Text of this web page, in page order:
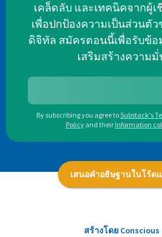
เคล็ดลับ และเทคนิคจากผู้
เพื่อปกป้องความเป็นส่วนตั
ดิจิทัล สมัครตอนนี้เพื่อรับข้อ
เสริมสร้างความมั่
By subscribing you agree toSubstack's
Policy and their Information
เสนอคำอธิษฐานในโร้ด
สร้างโดย